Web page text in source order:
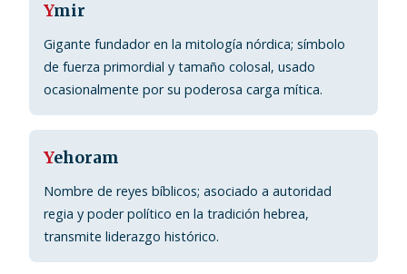
Ymir
Gigante fundador en la mitología nórdica; símbolo
de fuerza primordial y tamaño colosal, usado
ocasionalmente por su poderosa carga mítica.
Yehoram
Nombre de reyes bíblicos; asociado a autoridad
regia y poder político en la tradición hebrea,
transmite liderazgo histórico.